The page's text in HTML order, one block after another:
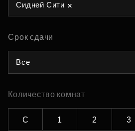
Сидней Сити
Срок сдачи
Все
Количество комнат
С 1 2 3